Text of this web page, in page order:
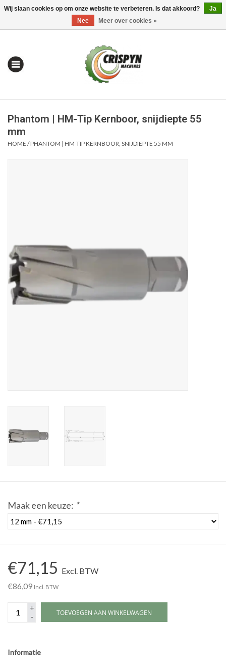
0 Artikelen - €0,00 Mijn account / Registreren
Alles om te Frezen |
Alles om te Draaien |
Alles om te Zagen |
Machines |
Onderdelen |
Oliën & Smeermiddelen |
Phantom | HM-Tip Kernboor, snijdiepte 55
mm
HOME /PHANTOM | HM-TIP KERNBOOR, SNIJDIEPTE 55 MM
Maak een keuze: *
€71,15 Excl. BTW
€86,09 Incl. BTW
+
-
TOEVOEGEN AAN WINKELWAGEN
Informatie
Wij slaan cookies op om onze website te verbeteren. Is dat akkoord?
Ja
Nee
Meer over cookies »